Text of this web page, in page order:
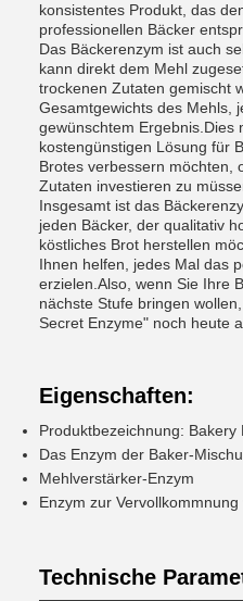
konsistentes Produkt, das
professionellen Bäcker
Das Bäckerenzym ist auch
kann direkt dem Mehl
trockenen Zutaten gemischt
Gesamtgewichts des Mehls,
gewünschtem Ergebnis.Dies
kostengünstigen Lösung für
Brotes verbessern möchten,
Zutaten investieren zu
Insgesamt ist das
jeden Bäcker, der qualitativ
köstliches Brot herstellen
Ihnen helfen, jedes Mal das
erzielen.Also, wenn Sie Ihre
nächste Stufe bringen
Secret Enzyme" noch heute
Eigenschaften:
Produktbezeichnung: Bakery
Das Enzym der Baker-
Mehlverstärker-Enzym
Enzym zur
Technische